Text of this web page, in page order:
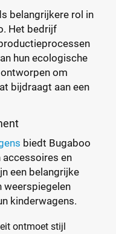
belangrijkere rol in
Het bedrijf
hun ecologische
om
bijdraagt aan een
biedt Bugaboo
en
een belangrijke
weerspiegelen
kinderwagens.
ontmoet stijl